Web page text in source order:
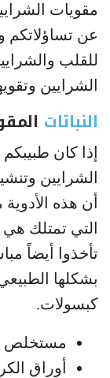
مقويات
عن تساؤلاتكم
للقلب
الشرايين
النباتات
إذا كان
الشرايين
أن هذه
التي تمتلك
تأخذوا أيضاً
بشكلها
كبسولات.
مستخلص
أوراق